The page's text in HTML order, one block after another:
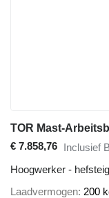
€ 7.858,76 Inclusief
Hoogwerker -
Laadvermogen 200